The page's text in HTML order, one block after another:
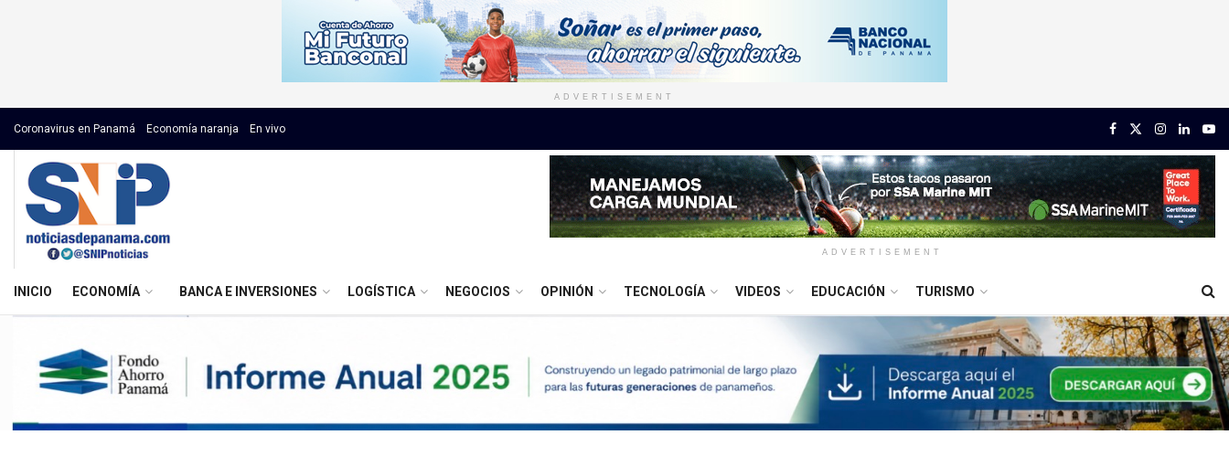
ADVERTISEMENT
Coronavirus en Panamá Economía naranja En vivo
ADVERTISEMENT
INICIO ECONOMÍA BANCA E INVERSIONES LOGÍSTICA NEGOCIOS OPINIÓN TECNOLOGÍA VIDEOS EDUCACIÓN TURISMO